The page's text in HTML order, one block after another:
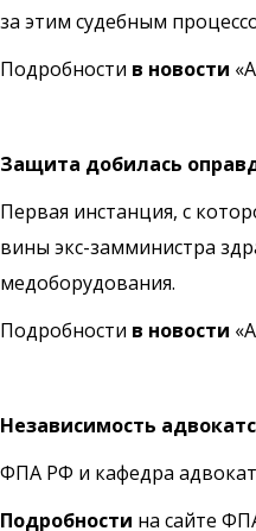
за этим судебным
Подробности в новости
Защита добилась
Первая инстанция, с
вины экс-замминистра
медоборудования.
Подробности в новости
Независимость
ФПА РФ и кафедра
Подробности на сайте